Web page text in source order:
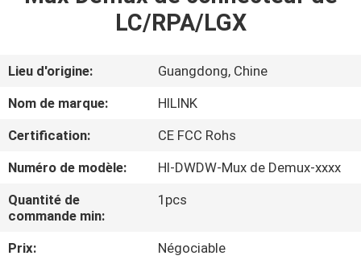
À
PROPOS
NOUS
DE
LC/RPA/LGX
Lieu d'origine:
Guangdong, Chine
Nom de marque:
HILINK
Certification:
CE FCC Rohs
Numéro de modèle:
Hl-DWDW-Mux de Demux-xxxx
Quantité de
commande min:
1pcs
Prix:
Négociable